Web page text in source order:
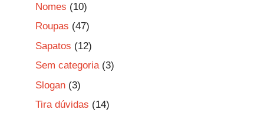
Nomes (10)
Roupas (47)
Sapatos (12)
Sem categoria(3)
Slogan (3)
Tira dúvidas (14)